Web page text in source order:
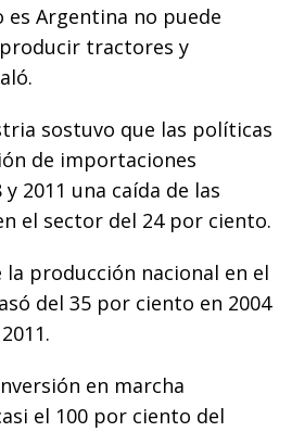
es Argentina no puede
tractores y
sostuvo que las políticas
de importaciones
2011 una caída de las
el sector del 24 por ciento.
producción nacional en el
del 35 por ciento en 2004
en marcha
el 100 por ciento del